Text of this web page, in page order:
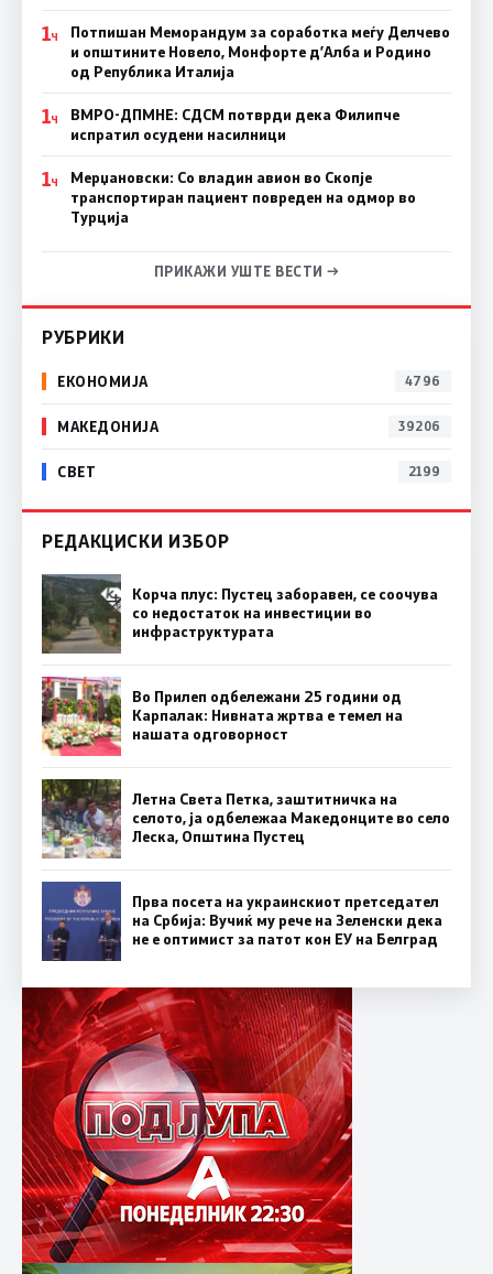
1Ч
Потпишан Меморандум за соработка меѓу Делчево
и општините Новело, Монфорте д’Алба и Родино
од Република Италија
1Ч
ВМРО-ДПМНЕ: СДСM потврди дека Филипче
испратил осудени насилници
1Ч
Мерџановски: Со владин авион во Скопје
транспортиран пациент повреден на одмор во
Турција
ПРИКАЖИ УШТЕ ВЕСТИ →
РУБРИКИ
ЕКОНОМИЈА 4796
МАКЕДОНИЈА 39206
СВЕТ 2199
РЕДАКЦИСКИ ИЗБОР
Корча плус: Пустец заборавен, се соочува
со недостаток на инвестиции во
инфраструктурата
Во Прилеп одбележани 25 години од
Карпалак: Нивната жртва е темел на
нашата одговорност
Летна Света Петка, заштитничка на
селото, ја одбележаа Македонците во село
Леска, Општина Пустец
Прва посета на украинскиот претседател
на Србија: Вучиќ му рече на Зеленски дека
не е оптимист за патот кон ЕУ на Белград